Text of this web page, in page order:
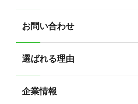
お問い合わせ
選ばれる理由
企業情報